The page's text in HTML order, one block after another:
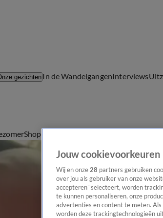
gezichtenIn de WandelgangenInterviews
Shop
Jouw cookievoorkeuren
Wij en onze 28 partners gebruiken
over jou als gebruiker van onze
accepteren” selecteert, worden
te kunnen personaliseren, onze
advertenties en content te meten.
worden deze trackingtechnologieën